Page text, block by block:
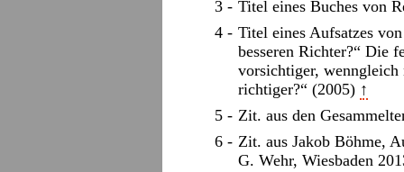
Titel eines Buches von
Titel eines Aufsatzes
besseren Richter?“ Die
vorsichtiger, wenngleich
richtiger?“ (2005) ↑
Zit. aus den
Zit. aus Jakob Böhme,
G. Wehr, Wiesbaden